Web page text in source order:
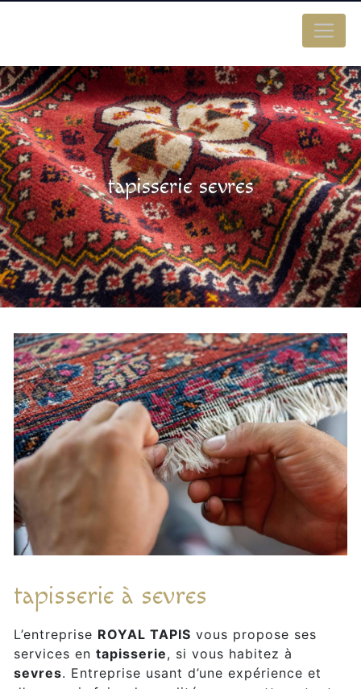
tapisserie sevres
tapisserie à sevres
L’entreprise ROYAL TAPIS vous propose ses
services en tapisserie, si vous habitez à
sevres. Entreprise usant d’une expérience et